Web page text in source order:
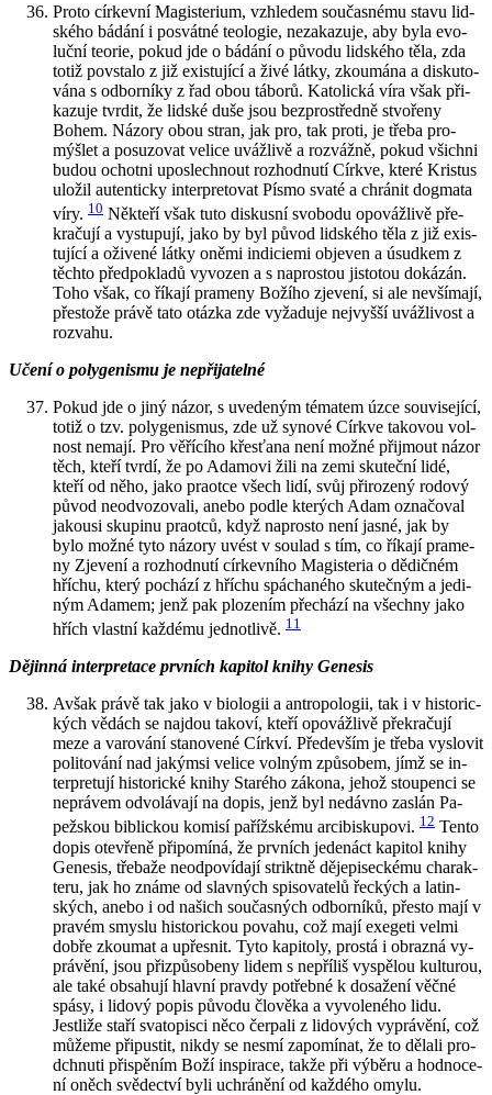
Proto cír­kev­ní Magis­te­ri­um, vzhle­dem sou­čas­né­mu stavu lid­
ské­ho bá­dá­ní i po­svát­né te­o­lo­gie, ne­za­ka­zu­je, aby byla evo­
luč­ní te­o­rie, pokud jde o bá­dá­ní o pů­vo­du lid­ské­ho těla, zda
totiž po­vsta­lo z již exis­tu­jí­cí a živé látky, zkou­má­na a dis­ku­to­
vá­na s od­bor­ní­ky z řad obou tá­bo­rů. Ka­to­lic­ká víra však při­
ka­zu­je tvr­dit, že lid­ské duše jsou bez­pro­střed­ně stvo­ře­ny
Bohem. Ná­zo­ry obou stran, jak pro, tak proti, je třeba pro­
mýš­let a po­su­zo­vat ve­li­ce uváž­li­vě a roz­váž­ně, pokud všich­ni
budou ochot­ni upo­slech­nout roz­hod­nu­tí Církve, které Kris­tus
ulo­žil au­ten­tic­ky in­ter­pre­to­vat Písmo svaté a chrá­nit dogma­ta
víry. 10 Ně­kte­ří však tuto dis­kus­ní svo­bo­du opo­váž­li­vě pře­
kra­ču­jí a vy­stu­pu­jí, jako by byl původ lid­ské­ho těla z již exis­
tu­jí­cí a oži­ve­né látky oněmi in­di­ci­e­mi ob­je­ven a úsud­kem z
těch­to před­po­kla­dů vy­vo­zen a s na­pros­tou jis­to­tou do­ká­zán.
Toho však, co ří­ka­jí pra­me­ny Bo­ží­ho zje­ve­ní, si ale ne­vší­ma­jí,
přes­to­že právě tato otáz­ka zde vy­ža­du­je nej­vyš­ší uváž­li­vost a
roz­va­hu.
Učení o po­ly­ge­nis­mu je ne­při­ja­tel­né
Pokud jde o jiný názor, s uve­de­ným té­ma­tem úzce sou­vi­se­jí­cí,
totiž o tzv. po­ly­ge­nis­mus, zde už sy­no­vé Církve ta­ko­vou vol­
nost ne­ma­jí. Pro vě­ří­cí­ho křes­ťa­na není možné při­jmout názor
těch, kteří tvrdí, že po Ada­mo­vi žili na zemi sku­teč­ní lidé,
kteří od něho, jako pra­ot­ce všech lidí, svůj při­ro­ze­ný ro­do­vý
původ ne­od­vo­zo­va­li, anebo podle kte­rých Adam ozna­čo­val
ja­kousi sku­pi­nu pra­ot­ců, když na­pros­to není jasné, jak by
bylo možné tyto ná­zo­ry uvést v sou­lad s tím, co ří­ka­jí pra­me­
ny Zje­ve­ní a roz­hod­nu­tí cír­kev­ní­ho Magis­te­ria o dě­dič­ném
hří­chu, který po­chá­zí z hří­chu spácha­né­ho sku­teč­ným a je­di­
ným Ada­mem; jenž pak plo­ze­ním pře­chá­zí na všech­ny jako
hřích vlast­ní kaž­dé­mu jed­not­li­vě. 11
Dě­jin­ná in­ter­pre­ta­ce prv­ních ka­pi­tol knihy Ge­ne­sis
Avšak právě tak jako v bi­o­lo­gii a an­tro­po­lo­gii, tak i v his­to­ric­
kých vě­dách se na­jdou ta­ko­ví, kteří opo­váž­li­vě pře­kra­ču­jí
meze a va­ro­vá­ní sta­no­ve­né Církví. Pře­de­vším je třeba vy­slo­vit
po­li­to­vá­ní nad ja­kým­si ve­li­ce vol­ným způ­so­bem, jímž se in­
ter­pre­tu­jí his­to­ric­ké knihy Staré­ho zá­ko­na, jehož stou­pen­ci se
ne­prá­vem od­vo­lá­va­jí na dopis, jenž byl ne­dáv­no za­slán Pa­
pež­skou bib­lic­kou ko­mi­sí pa­říž­ské­mu ar­ci­bis­ku­po­vi. 12 Tento
dopis ote­vře­ně při­po­mí­ná, že prv­ních je­de­náct ka­pi­tol knihy
Ge­ne­sis, tře­ba­že ne­od­po­ví­da­jí strikt­ně dě­je­pi­sec­ké­mu cha­rak­
te­ru, jak ho známe od slav­ných spi­so­va­te­lů řec­kých a la­tin­
ských, anebo i od na­šich sou­čas­ných od­bor­ní­ků, přes­to mají v
pra­vém smys­lu his­to­ric­kou po­va­hu, což mají exe­ge­ti velmi
dobře zkou­mat a upřes­nit. Tyto ka­pi­to­ly, pros­tá i ob­razná vy­
prá­vě­ní, jsou při­způ­so­be­ny lidem s ne­pří­liš vy­spě­lou kul­tu­rou,
ale také ob­sa­hu­jí hlav­ní prav­dy po­třeb­né k do­sa­že­ní věčné
spásy, i li­do­vý popis pů­vo­du člo­vě­ka a vy­vo­le­né­ho lidu.
Jestli­že staří sva­to­pis­ci něco čer­pa­li z li­do­vých vy­prá­vě­ní, což
mů­že­me při­pus­tit, nikdy se nesmí za­po­mí­nat, že to dě­la­li pro­
dchnu­ti při­spě­ním Boží in­spi­ra­ce, takže při vý­bě­ru a hod­no­ce­
ní oněch svě­dec­tví byli uchrá­ně­ní od kaž­dé­ho omylu.